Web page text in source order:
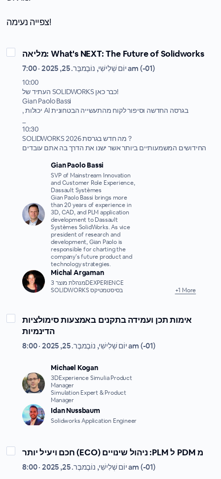
צפייה נעימה!
מליאה: What's NEXT: The Future of Solidworks
יוֹם שְׁלִישִׁי, נוֹבֶמבֶּר. 25, 2025 · 7:00 am (-01)
10:00
העתיד של SOLIDWORKS כבר כאן!
Gian Paolo Bassi
, יכולות AI בגרסה החדשה וסיפור לקוח מהתעשייה הבטחונית
10:30
SOLIDWORKS 2026 מה חדש בגרסת ?
החידושים המשמעותיים ביותר אשר ישנו את הדרך בה אתם עובדים
SVP of Mainstream Innovation
and Customer Role Experience,
Dassault Systèmes
Gian Paolo Bassi brings more
than 20 years of experience in
3D, CAD, and PLM application
development to Dassault
Systèmes SolidWorks. As vice
president of research and
development, Gian Paolo is
responsible for charting the
company’s future product and
technology strategies.
Michal Argaman
מנהלת מוצר 3DEXPERIENCE
SOLIDWORKS בסיסטמטיקס
+1 More
אימות תכן ועמידה בתקנים באמצעות סימולציות
הדינמיות
יוֹם שְׁלִישִׁי, נוֹבֶמבֶּר. 25, 2025 · 8:00 am (-01)
Michael Kogan
3DExperience Simulia Product
Manager
Simulation Expert & Product
Manager
Idan Nussbaum
Solidworks Application Engineer
חכם ויעיל יותר (ECO) ניהול שינויים :PLM ל PDM מ
יוֹם שְׁלִישִׁי, נוֹבֶמבֶּר. 25, 2025 · 8:00 am (-01)